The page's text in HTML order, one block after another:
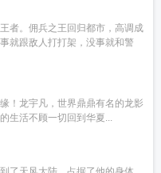
者。佣兵之王回归都市，高调成
就跟敌人打打架，没事就和警
！龙宇凡，世界鼎鼎有名的龙影
生活不顾一切回到华夏...